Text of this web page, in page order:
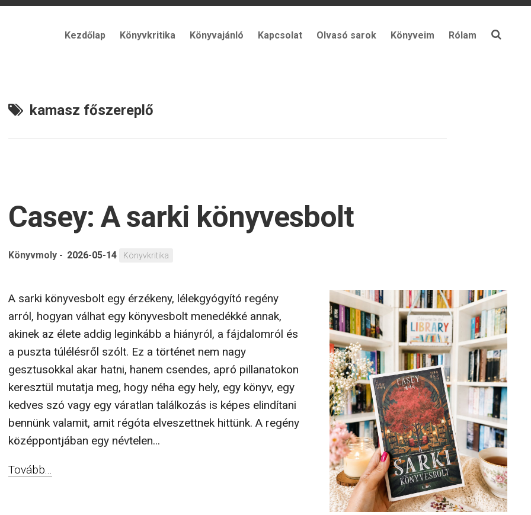
Kezdőlap Könyvkritika Könyvajánló Kapcsolat Olvasó sarok Könyveim Rólam
kamasz főszereplő
Casey: A sarki könyvesbolt
Könyvmoly - 2026-05-14 Könyvkritika
A sarki könyvesbolt egy érzékeny, lélekgyógyító regény
arról, hogyan válhat egy könyvesbolt menedékké annak,
akinek az élete addig leginkább a hiányról, a fájdalomról és
a puszta túlélésről szólt. Ez a történet nem nagy
gesztusokkal akar hatni, hanem csendes, apró pillanatokon
keresztül mutatja meg, hogy néha egy hely, egy könyv, egy
kedves szó vagy egy váratlan találkozás is képes elindítani
bennünk valamit, amit régóta elveszettnek hittünk. A regény
középpontjában egy névtelen...
Tovább...